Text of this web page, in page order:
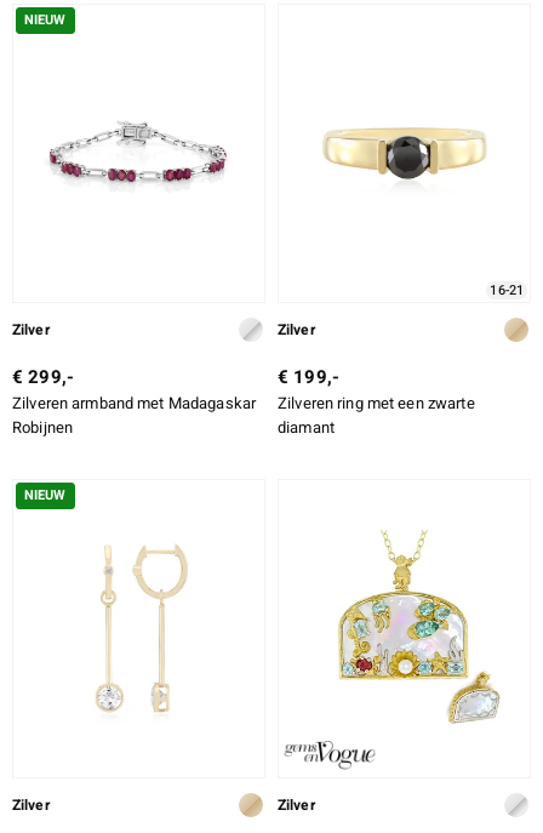
NIEUW
Zilver
€ 299,-
Zilveren armband met Madagaskar
Robijnen
16-21
Zilver
€ 199,-
Zilveren ring met een zwarte
diamant
NIEUW
Zilver Zilver